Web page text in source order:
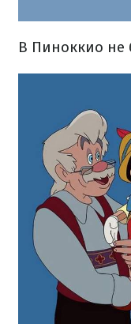
В Пиноккио не